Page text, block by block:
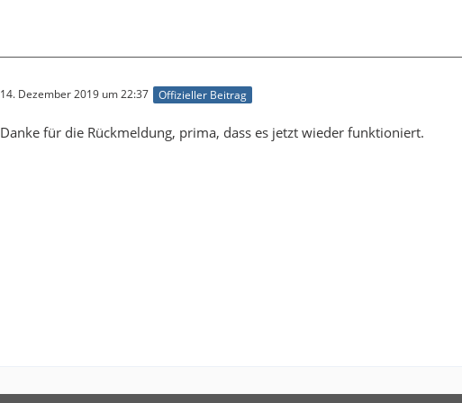
14. Dezember 2019 um 22:37 Offizieller Beitrag
Danke für die Rückmeldung, prima, dass es jetzt wieder funktioniert.